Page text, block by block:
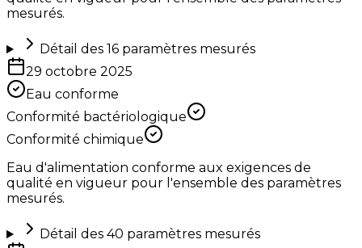
mesurés.
Détail des 16paramètres mesurés
29 octobre 2025
Eau conforme
Conformité bactériologique
Conformité chimique
Eau d'alimentation conforme aux exigences de
qualité en vigueur pour l'ensemble des paramètres
mesurés.
Détail des 40 paramètres mesurés